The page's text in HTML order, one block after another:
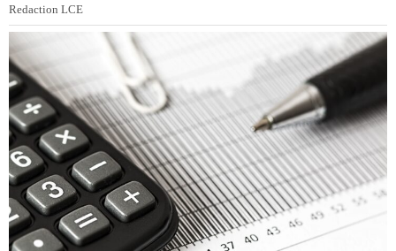
Redaction LCE